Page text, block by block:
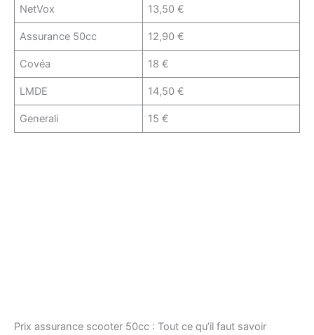
NetVox 13,50 €
Assurance 50cc 12,90 €
Covéa 18 €
LMDE 14,50 €
Generali 15 €
Prix assurance scooter 50cc : Tout ce qu’il faut savoir